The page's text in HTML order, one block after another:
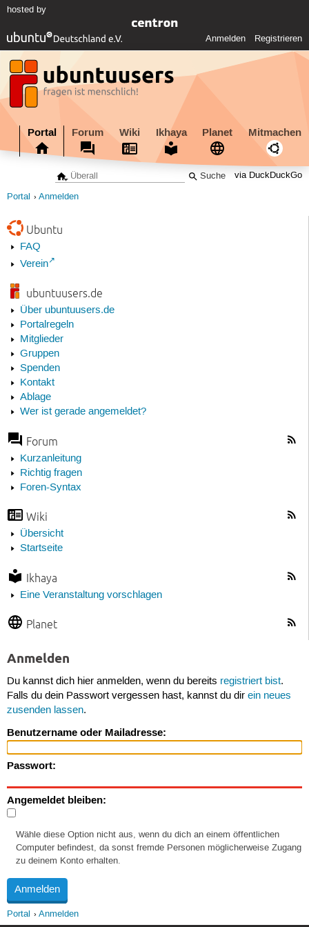
hosted by
Anmelden Registrieren
Portal Forum Wiki Ikhaya Planet Mitmachen
via DuckDuckGo
Portal Anmelden
Ubuntu
FAQ
Verein
ubuntuusers.de
Über ubuntuusers.de
Portalregeln
Mitglieder
Gruppen
Spenden
Kontakt
Ablage
Wer ist gerade angemeldet?
Forum
Kurzanleitung
Richtig fragen
Foren-Syntax
Wiki
Übersicht
Startseite
Ikhaya
Eine Veranstaltung vorschlagen
Planet
Anmelden
Du kannst dich hier anmelden, wenn du bereits registriert bist.
Falls du dein Passwort vergessen hast, kannst du dir ein neues
zusenden lassen.
Benutzername oder Mailadresse:
Passwort:
Angemeldet bleiben:
Wähle diese Option nicht aus, wenn du dich an einem öffentlichen
Computer befindest, da sonst fremde Personen möglicherweise Zugang
zu deinem Konto erhalten.
Portal Anmelden